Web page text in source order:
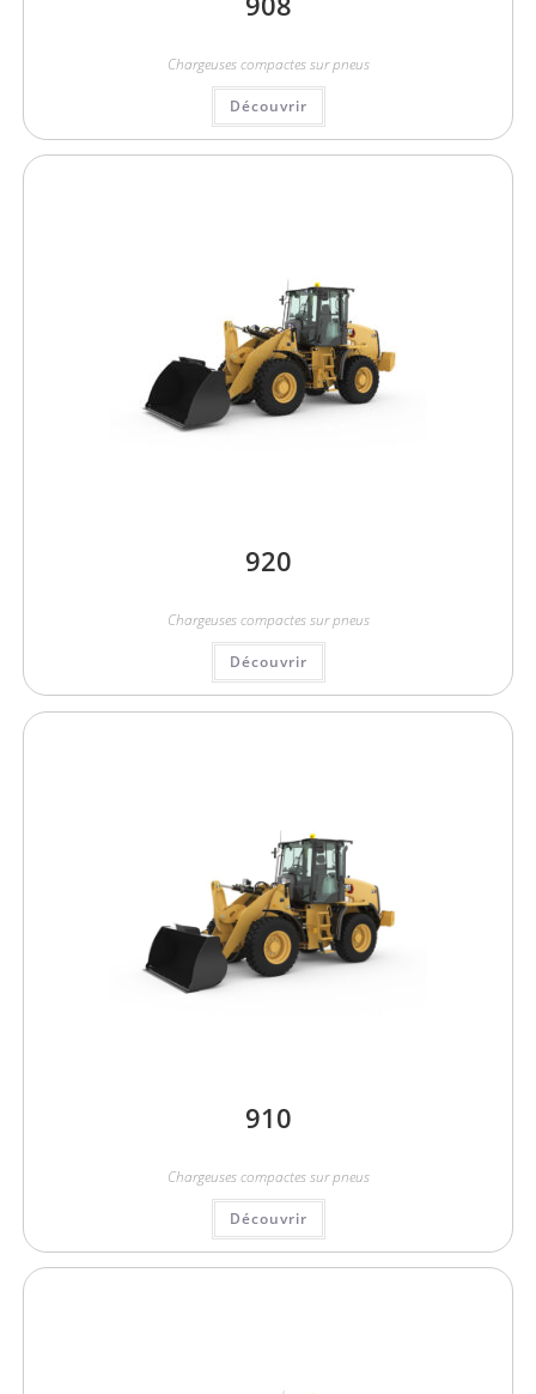
Chargeuses compactes sur pneus
Découvrir
920
Chargeuses compactes sur pneus
Découvrir
910
Chargeuses compactes sur pneus
Découvrir